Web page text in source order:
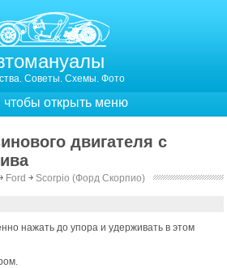
Советы. Схемы. Фото
открыть меню
двигателя с
Ford ￫ Scorpio (Форд Скорпио)
нажать до упора и удерживать в этом